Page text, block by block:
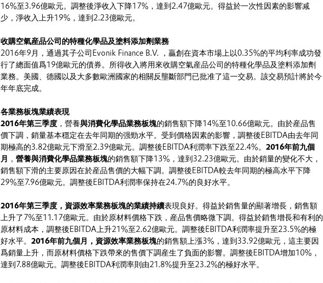
16%至3.96億歐元。調整後淨收入下降17%，達到2.47億歐元。得益於一次性因素的影響减
少，淨收入上升19%，達到2.23億歐元。
收購空氣産品公司的特種化學品及塗料添加劑業務
2016年9月，通過其子公司Evonik Finance B.V. ，贏創在資本市場上以0.35%的平均利率成功發
行了總面值爲19億歐元的債券。所得收入將用來收購空氣産品公司的特種化學品及塗料添加劑
業務。美國、德國以及大多數歐洲國家的相關反壟斷部門已批准了這一交易。該交易預計將於今
年年底完成。
各業務板塊業績表現
2016年第三季度，營養與消費化學品業務板塊的銷售額下降14%至10.66億歐元。由於産品售
價下調，銷量基本穩定在去年同期的强勁水平。受到價格因素的影響，調整後EBITDA由去年同
期極高的3.82億歐元下滑至2.39億歐元。調整後EBITDA利潤率下跌至22.4%。 2016年前九個
月 ， 營養與消費化學品業務板塊的銷售額下降13%，達到32.23億歐元。由於銷量的變化不大，
銷售額下滑的主要原因在於産品售價的大幅下調。調整後EBITDA較去年同期的極高水平下降
29%至7.96億歐元。調整後EBITDA利潤率保持在24.7%的良好水平。
2016年第三季度，資源效率業務板塊的業績持續表現良好。得益於銷售量的顯著增長，銷售額
上升了7%至11.17億歐元。由於原材料價格下跌，産品售價略微下調。得益於銷售增長和有利的
原材料成本，調整後EBITDA上升21%至2.62億歐元。調整後EBITDA利潤率提升至23.5%的極
好水平。 2016年前九個月，資源效率業務板塊的銷售額上漲3%，達到33.92億歐元，這主要因
爲銷量上升，而原材料價格下跌帶來的售價下調産生了負面的影響。調整後EBITDA增加10%，
達到7.88億歐元。調整後EBITDA利潤率則由21.8%提升至23.2%的極好水平。